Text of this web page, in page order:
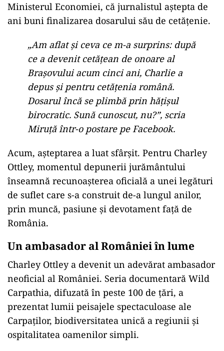
Ministerul Economiei, că jurnalistul aștepta de
ani buni finalizarea dosarului său de cetățenie.
„Am aflat și ceva ce m-a surprins: după
ce a devenit cetățean de onoare al
Brașovului acum cinci ani, Charlie a
depus și pentru cetățenia română.
Dosarul încă se plimbă prin hățișul
birocratic. Sună cunoscut, nu?”, scria
Miruță într-o postare pe Facebook.
Acum, așteptarea a luat sfârșit. Pentru Charley
Ottley, momentul depunerii jurământului
înseamnă recunoașterea oficială a unei legături
de suflet care s-a construit de-a lungul anilor,
prin muncă, pasiune și devotament față de
România.
Un ambasador al României în lume
Charley Ottley a devenit un adevărat ambasador
neoficial al României. Seria documentară Wild
Carpathia, difuzată în peste 100 de țări, a
prezentat lumii peisajele spectaculoase ale
Carpaților, biodiversitatea unică a regiunii și
ospitalitatea oamenilor simpli.